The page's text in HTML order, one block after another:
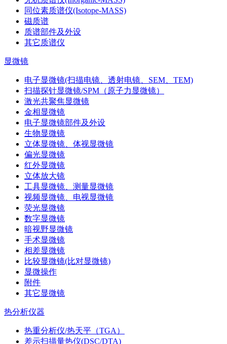
同位素质谱仪(Isotope-MASS)
磁质谱
质谱部件及外设
其它质谱仪
显微镜
电子显微镜(扫描电镜、透射电镜、SEM、TEM)
扫描探针显微镜/SPM（原子力显微镜）
激光共聚焦显微镜
金相显微镜
电子显微镜部件及外设
生物显微镜
立体显微镜、体视显微镜
偏光显微镜
红外显微镜
立体放大镜
工具显微镜、测量显微镜
视频显微镜、电视显微镜
荧光显微镜
数字显微镜
暗视野显微镜
手术显微镜
相差显微镜
比较显微镜(比对显微镜)
显微操作
附件
其它显微镜
热分析仪器
热重分析仪/热天平（TGA）
差示扫描量热仪(DSC/DTA)